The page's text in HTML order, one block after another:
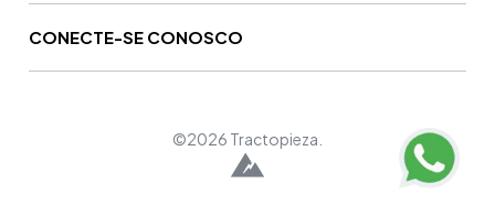
CONECTE-SE CONOSCO
©2026 Tractopieza.